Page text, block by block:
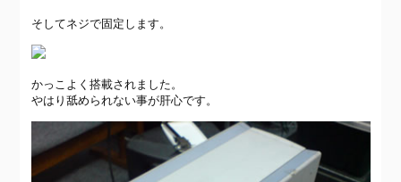
そしてネジで固定します。
かっこよく搭載されました。
やはり舐められない事が肝心です。